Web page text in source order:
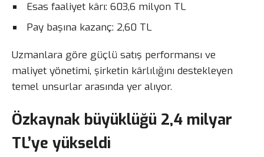
Esas faaliyet kârı: 603,6 milyon TL
Pay başına kazanç: 2,60 TL
Uzmanlara göre güçlü satış performansı ve
maliyet yönetimi, şirketin kârlılığını destekleyen
temel unsurlar arasında yer alıyor.
Özkaynak büyüklüğü 2,4 milyar
TL’ye yükseldi